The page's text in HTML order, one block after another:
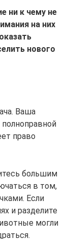
ни к чему не
на них
нового
Ваша
право
большим
в том,
Если
и разделите
могли